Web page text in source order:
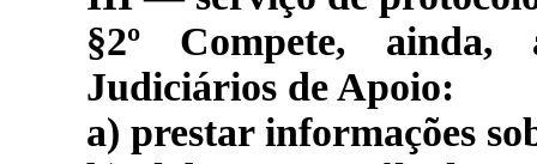
§2º Compete,
Judiciários de Apoio:
a) prestar informações